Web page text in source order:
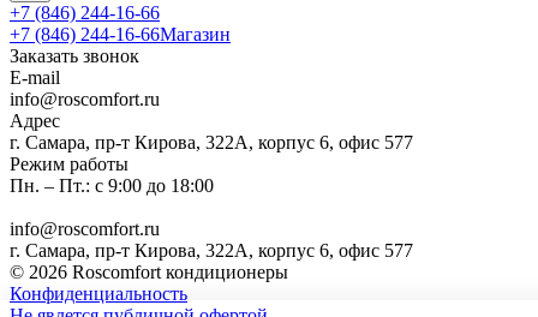
+7 (846) 244-16-66
+7 (846) 244-16-66Магазин
Заказать звонок
E-mail
info@roscomfort.ru
Адрес
г. Самара, пр-т Кирова, 322А, корпус 6, офис 577
Режим работы
Пн. – Пт.: с 9:00 до 18:00
info@roscomfort.ru
г. Самара, пр-т Кирова, 322А, корпус 6, офис 577
© 2026 Roscomfort кондиционеры
Конфиденциальность